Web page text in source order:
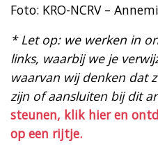
Foto: KRO-NCRV –
* Let op: we werken in
links, waarbij we je
waarvan wij denken dat
zijn of aansluiten bij dit
steunen, klik hier en
op een rijtje.